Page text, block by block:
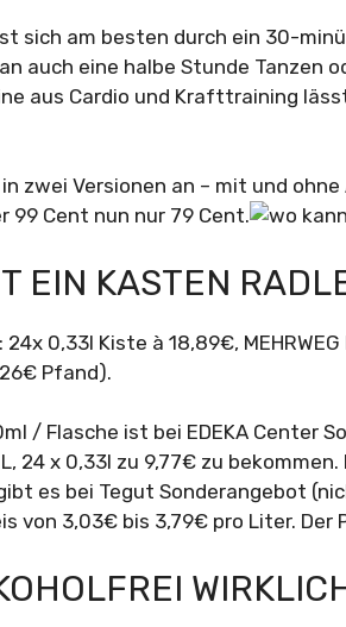
sich am besten durch ein 30-
auch eine halbe Stunde Tanzen
aus Cardio und Krafttraining
zwei Versionen an – mit und
Cent nun nur 79 Cent.
EIN KASTEN
0,33l Kiste à 18,89€,
Pfand).
/ Flasche ist bei EDEKA Center
24 x 0,33l zu 9,77€ zu
es bei Tegut Sonderangebot
von 3,03€ bis 3,79€ pro Liter.